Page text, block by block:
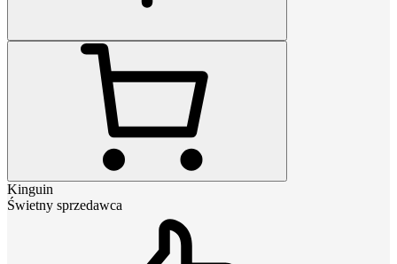
Kinguin
Świetny sprzedawca